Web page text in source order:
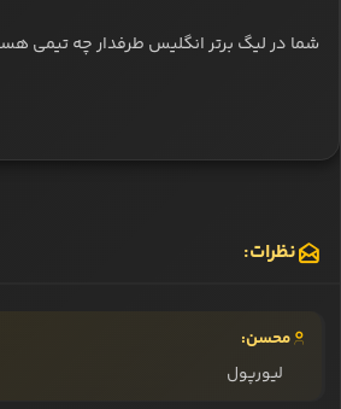
شما در لیگ برتر انگلیس طرفدار چه تیمی
نظرات:
محسن:
لیورپول